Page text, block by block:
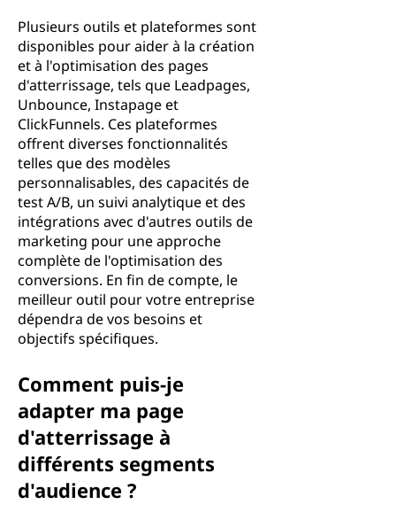
Plusieurs outils et plateformes sont
disponibles pour aider à la création
et à l'optimisation des pages
d'atterrissage, tels que Leadpages,
Unbounce, Instapage et
ClickFunnels. Ces plateformes
offrent diverses fonctionnalités
telles que des modèles
personnalisables, des capacités de
test A/B, un suivi analytique et des
intégrations avec d'autres outils de
marketing pour une approche
complète de l'optimisation des
conversions. En fin de compte, le
meilleur outil pour votre entreprise
dépendra de vos besoins et
objectifs spécifiques.
Comment puis-je
adapter ma page
d'atterrissage à
différents segments
d'audience ?